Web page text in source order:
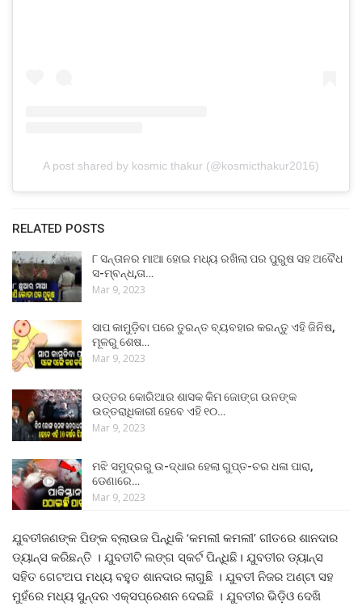
A post shared by kosmic thakur (@kosmicthakur2016)
RELATED POSTS
୮ ସନ୍ତାନର ମାଆ ହୋଇ ମଧ୍ୟ ରଖିଲା ପର ପୁରୁଷ ସହ ଅବୈଧ
ସ-ମ୍ବନ୍ଧ,ତା…
Mar 9, 2023
ସାପ କାମୁଡ଼ିବା ପରେ ତୁରନ୍ତ ବ୍ୟବହାର କରନ୍ତୁ ଏହି ଜିନିଷ,
ମୂଳରୁ ଶେଷ…
Mar 9, 2023
ଉତ୍ତର କୋରିଆର ଶାସକ କିମ ଜୋଙ୍ଗ ଉନଙ୍କ
ଉତ୍ତରାଧିକାରୀ ହେବେ ଏହି ୧୦…
Mar 9, 2023
ମଝି ସମୁଦ୍ରରୁ ଉ-ଦ୍ଧାର ହେଲା ଗୁପ୍ତ-ଚର ଧଳା ପାରା,
ଡେଣାରେ…
Mar 9, 2023
ଯୁବତୀଜଣଙ୍କ ପିଙ୍କ ବ୍ଲାଉଜ ପିନ୍ଧିକି ‘କମଲୀ କମଲୀ’ ଗୀତରେ ଶାନଦାର
ଡ୍ୟାନ୍ସ କରିଛନ୍ତି । ଯୁବତୀଟି ଲଙ୍ଗ ସ୍କର୍ଟ ପିନ୍ଧିଛି। ଯୁବତୀର ଡ୍ୟାନ୍ସ
ସହିତ ଗେଟଅପ ମଧ୍ୟ ବହୁତ ଶାନଦାର ଲାଗୁଛି । ଯୁବତୀ ନିଜର ଅଣ୍ଟା ସହ
ମୁହଁରେ ମଧ୍ୟ ସୁନ୍ଦର ଏକ୍ସପ୍ରେଶନ ଦେଇଛି । ଯୁବତୀର ଭିଡ଼ିଓ ଦେଖି